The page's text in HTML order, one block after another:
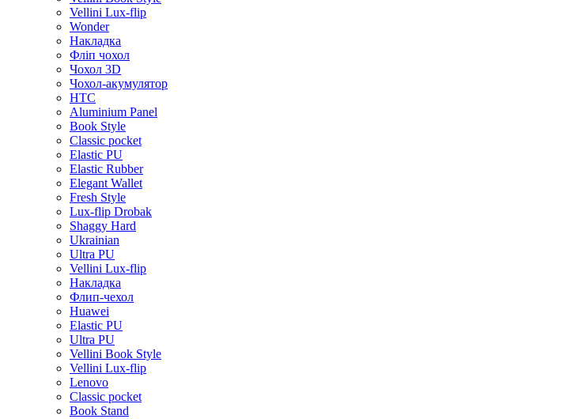
Vellini Lux-flip
Wonder
Накладка
Фліп чохол
Чохол 3D
Чохол-акумулятор
HTC
Aluminium Panel
Book Style
Classic pocket
Elastic PU
Elastic Rubber
Elegant Wallet
Fresh Style
Lux-flip Drobak
Shaggy Hard
Ukrainian
Ultra PU
Vellini Lux-flip
Накладка
Флип-чехол
Huawei
Elastic PU
Ultra PU
Vellini Book Style
Vellini Lux-flip
Lenovo
Classic pocket
Book Stand